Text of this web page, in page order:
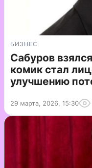
БИЗНЕС
Сабуров
комик стал
улучшению
29 марта, 2026, 15:30